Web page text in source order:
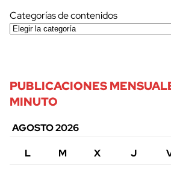
Categorías de contenidos
PUBLICACIONES
MINUTO
AGOSTO 2026
L
M X J